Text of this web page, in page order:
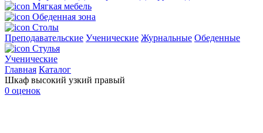
Мягкая мебель
Обеденная зона
Столы
Преподавательские Ученические Журнальные Обеденные
Стулья
Ученические
Главная Каталог
Шкаф высокий узкий правый
0 оценок